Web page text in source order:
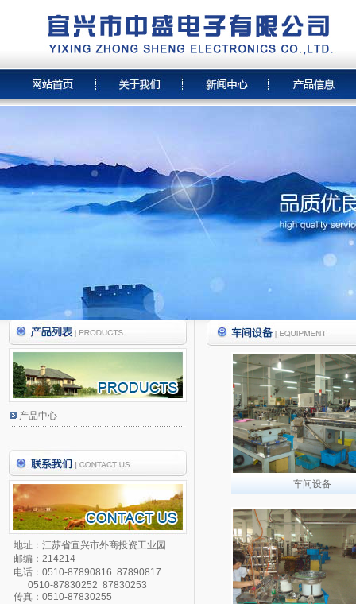
产品中心
地址：江苏省宜兴市外商投资工业园
邮编：214214
电话：0510-87890816 87890817
0510-87830252 87830253
传真：0510-87830255
车间设备